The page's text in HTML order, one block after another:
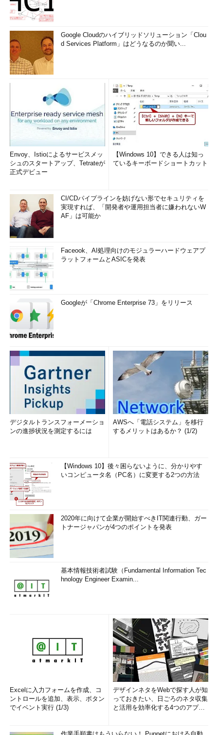
Google Cloudのハイブリッドソリューション「Clou
d Services Platform」はどうなるのか聞い...
Envoy、Istioによるサービスメッ
シュのスタートアップ、Tetrateが
正式デビュー
【Windows 10】できる人は知っ
ているキーボードショートカット
CI/CDパイプラインを妨げない形でセキュリティを
実現すれば、「開発者や運用担当者に嫌われないW
AF」は可能か
Faceook、AI処理向けのモジュラーハードウェアプ
ラットフォームとASICを発表
Googleが「Chrome Enterprise 73」をリリース
デジタルトランスフォーメーショ
ンの進捗状況を測定するには
AWSへ「電話システム」を移行
するメリットはあるか？ (1/2)
【Windows 10】後々困らないように、分かりやす
いコンピュータ名（PC名）に変更する2つの方法
2020年に向けて企業が開始すべきIT関連行動、ガー
トナージャパンが4つのポイントを発表
基本情報技術者試験（Fundamental Information Tec
hnology Engineer Examin...
Excelに入力フォームを作成、コ
ントロールを追加、表示、ボタン
でイベント実行 (1/3)
デザインネタをWebで探す人が知
っておきたい、日ごろのネタ収集
と活用を効率化する4つのアプリ